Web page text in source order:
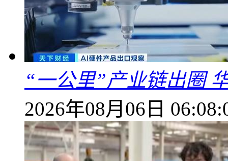
“一公里”产业链出圈
2026年08月06日